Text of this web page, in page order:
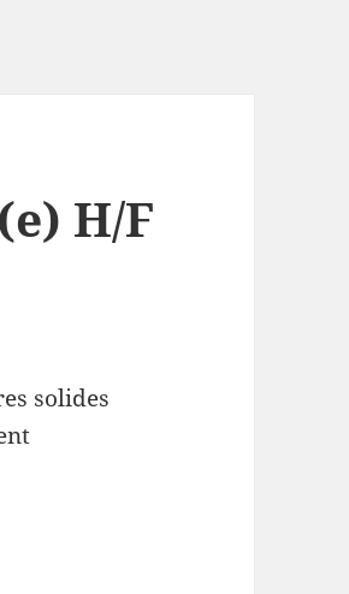
H/F
solides